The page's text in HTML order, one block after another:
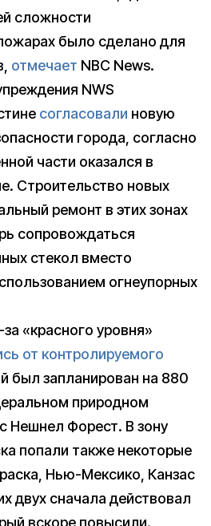
сложности
было сделано для
отмечает NBC News.
NWS
согласовали новую
города, согласно
части оказался в
Строительство новых
ремонт в этих зонах
сопровождаться
стекол вместо
огнеупорных
«красного уровня»
от контролируемого
был запланирован на 880
природном
Нешнел Форест. В зону
попали также некоторые
Нью-Мексико, Канзас
двух сначала действовал